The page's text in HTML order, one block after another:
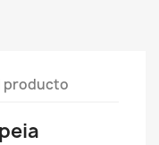
producto